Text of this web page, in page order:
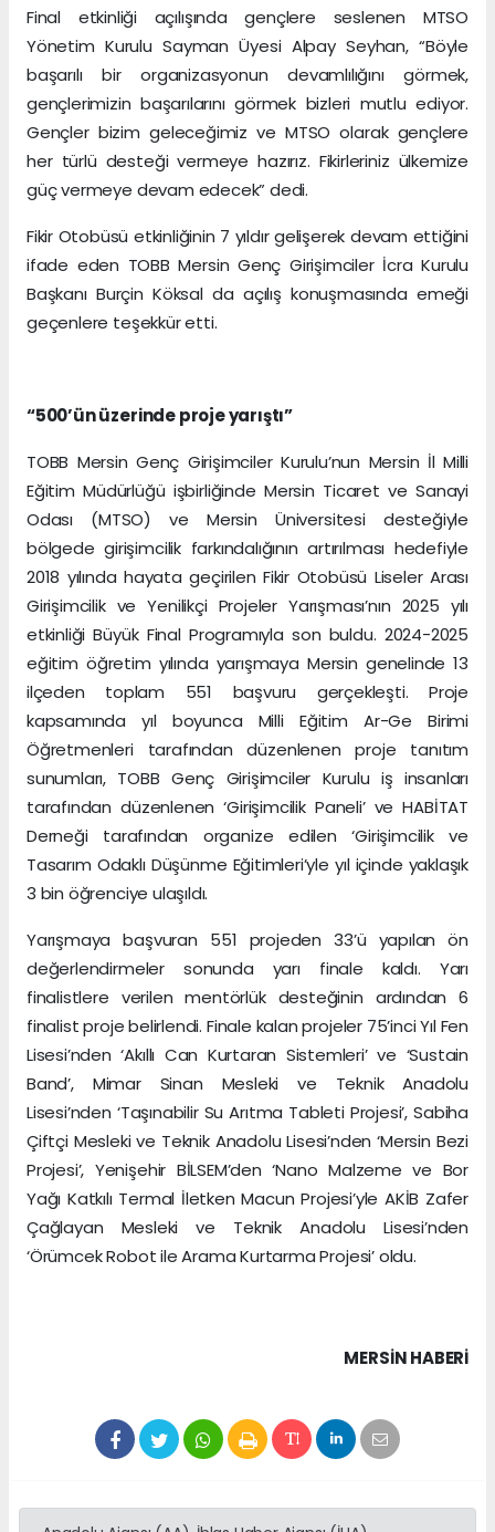
Final etkinliği açılışında gençlere seslenen MTSO
Yönetim Kurulu Sayman Üyesi Alpay Seyhan, “Böyle
başarılı bir organizasyonun devamlılığını görmek,
gençlerimizin başarılarını görmek bizleri mutlu ediyor.
Gençler bizim geleceğimiz ve MTSO olarak gençlere
her türlü desteği vermeye hazırız. Fikirleriniz ülkemize
güç vermeye devam edecek” dedi.
Fikir Otobüsü etkinliğinin 7 yıldır gelişerek devam ettiğini
ifade eden TOBB Mersin Genç Girişimciler İcra Kurulu
Başkanı Burçin Köksal da açılış konuşmasında emeği
geçenlere teşekkür etti.
“500’ün üzerinde proje yarıştı”
TOBB Mersin Genç Girişimciler Kurulu’nun Mersin İl Milli
Eğitim Müdürlüğü işbirliğinde Mersin Ticaret ve Sanayi
Odası (MTSO) ve Mersin Üniversitesi desteğiyle
bölgede girişimcilik farkındalığının artırılması hedefiyle
2018 yılında hayata geçirilen Fikir Otobüsü Liseler Arası
Girişimcilik ve Yenilikçi Projeler Yarışması’nın 2025 yılı
etkinliği Büyük Final Programıyla son buldu. 2024-2025
eğitim öğretim yılında yarışmaya Mersin genelinde 13
ilçeden toplam 551 başvuru gerçekleşti. Proje
kapsamında yıl boyunca Milli Eğitim Ar-Ge Birimi
Öğretmenleri tarafından düzenlenen proje tanıtım
sunumları, TOBB Genç Girişimciler Kurulu iş insanları
tarafından düzenlenen ‘Girişimcilik Paneli’ ve HABİTAT
Derneği tarafından organize edilen ‘Girişimcilik ve
Tasarım Odaklı Düşünme Eğitimleri’yle yıl içinde yaklaşık
3 bin öğrenciye ulaşıldı.
Yarışmaya başvuran 551 projeden 33’ü yapılan ön
değerlendirmeler sonunda yarı finale kaldı. Yarı
finalistlere verilen mentörlük desteğinin ardından 6
finalist proje belirlendi. Finale kalan projeler 75’inci Yıl Fen
Lisesi’nden ‘Akıllı Can Kurtaran Sistemleri’ ve ‘Sustain
Band’, Mimar Sinan Mesleki ve Teknik Anadolu
Lisesi’nden ‘Taşınabilir Su Arıtma Tableti Projesi’, Sabiha
Çiftçi Mesleki ve Teknik Anadolu Lisesi’nden ‘Mersin Bezi
Projesi’, Yenişehir BİLSEM’den ‘Nano Malzeme ve Bor
Yağı Katkılı Termal İletken Macun Projesi’yle AKİB Zafer
Çağlayan Mesleki ve Teknik Anadolu Lisesi’nden
‘Örümcek Robot ile Arama Kurtarma Projesi’ oldu.
MERSIN HABERİ